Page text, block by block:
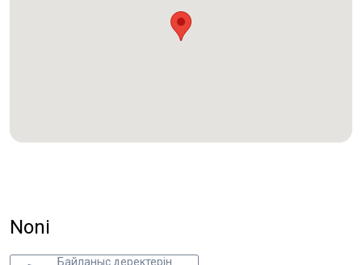
Noni
Байланыс деректерін